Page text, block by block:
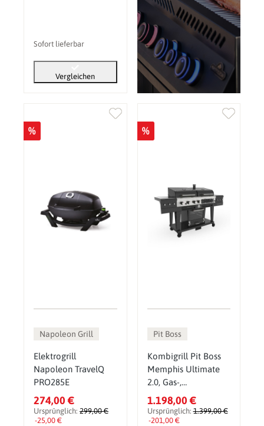
Sofort lieferbar
Vergleichen
%
Napoleon Grill
Elektrogrill
Napoleon TravelQ
PRO285E
274,00 €
Ursprünglich: 299,00 €
-25,00 €
%
Pit Boss
Kombigrill Pit Boss
Memphis Ultimate
2.0, Gas-,
Holzkohlegrill &
(Elektro-) Smoker
1.198,00 €
Ursprünglich:1.399,00 €
-201,00 €